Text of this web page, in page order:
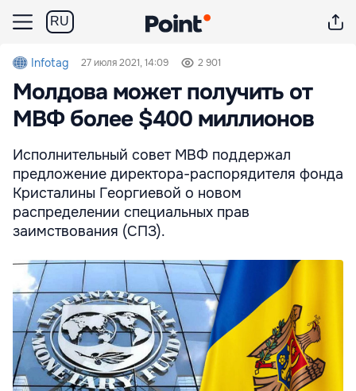
RU
Infotag 27 июля 2021, 14:09 2 901
Молдова может получить от
МВФ более $400 миллионов
Исполнительный совет МВФ поддержал
предложение директора-распорядителя фонда
Кристалины Георгиевой о новом
распределении специальных прав
заимствования (СПЗ).